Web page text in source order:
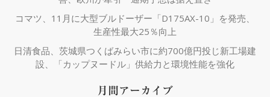
コマツ、11月に大型ブルドーザー「D175AX-10」を発売、
生産性最大25％向上
日清食品、茨城県つくばみらい市に約700億円投じ新工場建
設、「カップヌードル」供給力と環境性能を強化
月間アーカイブ